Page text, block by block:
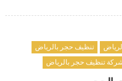
تنظيف حجر بالرياض
تنظيف حجر بالرياض